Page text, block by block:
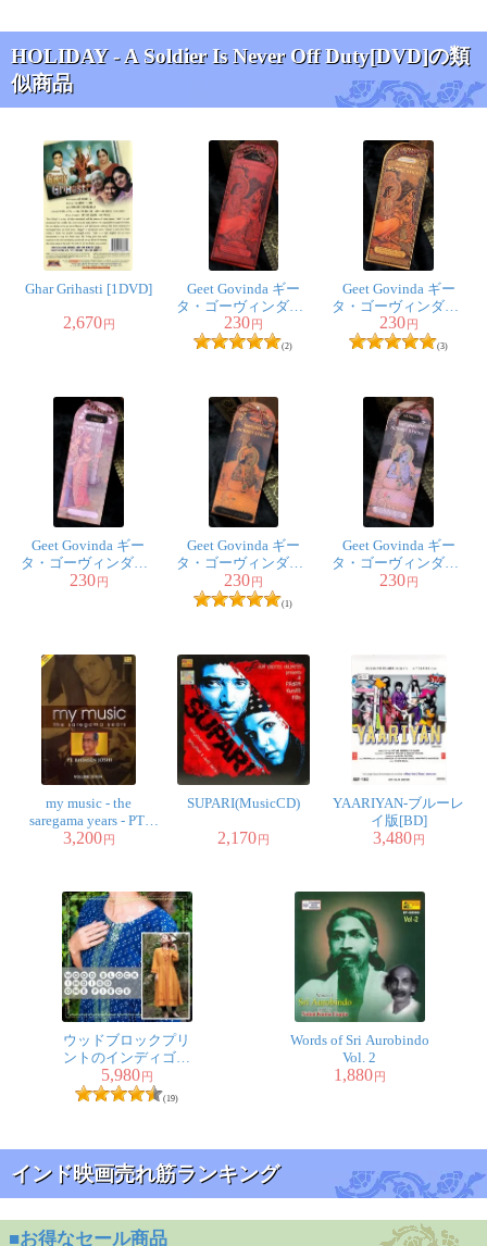
HOLIDAY - A Soldier Is Never Off Duty[DVD]の類
似商品
Ghar Grihasti [1DVD]
2,670 円
Geet Govinda ギー
タ・ゴーヴィンダ香 -
Rose
230 円
(2)
Geet Govinda ギー
タ・ゴーヴィンダ香 -
Nag-Champa
230 円
(3)
Geet Govinda ギー
タ・ゴーヴィンダ香 -
Amber
230円
Geet Govinda ギー
タ・ゴーヴィンダ香 -
Frankincense
230円
(1)
Geet Govinda ギー
タ・ゴーヴィンダ香 -
Vanilla
230円
my music - the
saregama years - PT.
BHIMSEN JOSHI vol.7
3,200円
SUPARI(MusicCD)
2,170円
YAARIYAN-ブルーレ
イ版[BD]
3,480円
ウッドブロックプリ
ントのインディゴワ
ンピース
5,980円
(19)
Words of Sri Aurobindo
Vol. 2
1,880円
インド映画売れ筋ランキング